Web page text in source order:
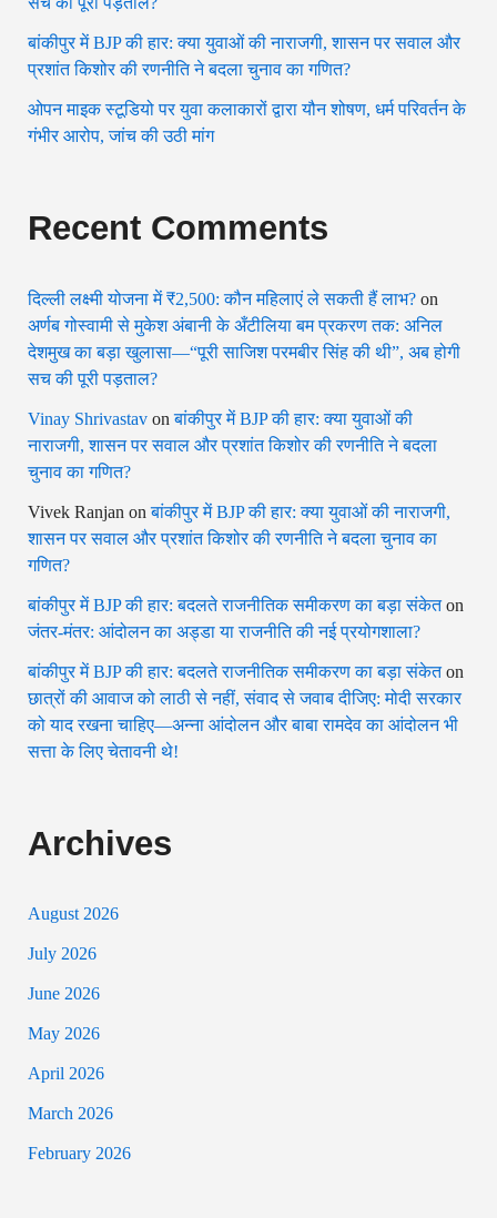
बांकीपुर में BJP की हार: क्या युवाओं की नाराजगी, शासन पर सवाल और
प्रशांत किशोर की रणनीति ने बदला चुनाव का गणित?
ओपन माइक स्टूडियो पर युवा कलाकारों द्वारा यौन शोषण, धर्म परिवर्तन के
गंभीर आरोप, जांच की उठी मांग
Recent Comments
दिल्ली लक्ष्मी योजना में ₹2,500: कौन महिलाएं ले सकती हैं लाभ? on
अर्णब गोस्वामी से मुकेश अंबानी के अँटीलिया बम प्रकरण तक: अनिल
देशमुख का बड़ा खुलासा—“पूरी साजिश परमबीर सिंह की थी”, अब होगी
सच की पूरी पड़ताल?
Vinay Shrivastav onबांकीपुर में BJP की हार: क्या युवाओं की
नाराजगी, शासन पर सवाल और प्रशांत किशोर की रणनीति ने बदला
चुनाव का गणित?
Vivek Ranjan onबांकीपुर में BJP की हार: क्या युवाओं की नाराजगी,
शासन पर सवाल और प्रशांत किशोर की रणनीति ने बदला चुनाव का
गणित?
बांकीपुर में BJP की हार: बदलते राजनीतिक समीकरण का बड़ा संकेतon
जंतर-मंतर: आंदोलन का अड्डा या राजनीति की नई प्रयोगशाला?
बांकीपुर में BJP की हार: बदलते राजनीतिक समीकरण का बड़ा संकेतon
छात्रों की आवाज को लाठी से नहीं, संवाद से जवाब दीजिए: मोदी सरकार
को याद रखना चाहिए—अन्ना आंदोलन और बाबा रामदेव का आंदोलन भी
सत्ता के लिए चेतावनी थे!
Archives
August 2026
July 2026
June 2026
May 2026
April 2026
March 2026
February 2026